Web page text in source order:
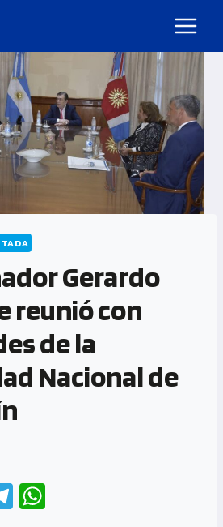
Gerardo
reunió con
de la
Nacional de
Te